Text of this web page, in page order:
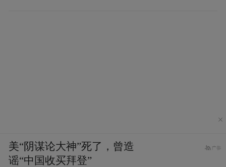
美“阴谋论大神”死了，曾造
谣“中国收买拜登”